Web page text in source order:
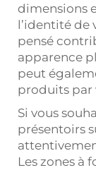
dimensions
l’identité de
pensé
apparence
peut
produits par
Si vous
présentoirs
Les zones à